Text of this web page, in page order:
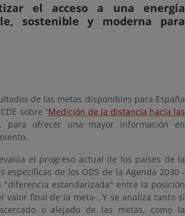
el acceso a una energía
sostenible y moderna para
de las metas disponibles para España
sobre “Medición de la distancia hacia las
para ofrecer una mayor información en
el progreso actual de los países de la
específicas de los ODS de la Agenda 2030 -
"diferencia estandarizada" entre la posición
valor final de la meta-. Y se analiza tanto si
o alejado de las metas, como la